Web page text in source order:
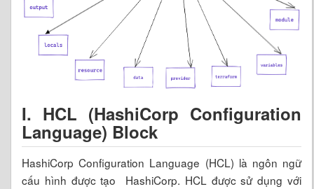
I. HCL (HashiCorp Configuration
Language) Block
HashiCorp Configuration Language (HCL) là ngôn ngữ
cấu hình được tạo HashiCorp. HCL được sử dụng với